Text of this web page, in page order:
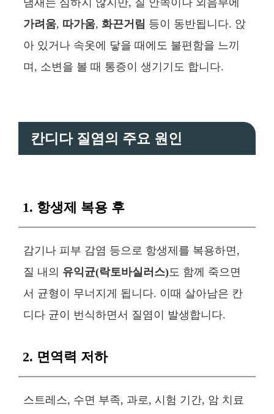
가려움, 따가움, 화끈거림 등이 동반됩니다. 앉
아 있거나 속옷에 닿을 때에도 불편함을 느끼
며, 소변을 볼 때 통증이 생기기도 합니다.
칸디다 질염의 주요 원인
1. 항생제 복용 후
감기나 피부 감염 등으로 항생제를 복용하면,
질 내의 유익균(락토바실러스)도 함께 죽으면
서 균형이 무너지게 됩니다. 이때 살아남은 칸
디다 균이 번식하면서 질염이 발생합니다.
2. 면역력 저하
스트레스, 수면 부족, 과로, 시험 기간, 암 치료